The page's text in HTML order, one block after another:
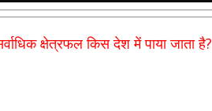
क्षेत्रफल किस देश में पाया जाता है?